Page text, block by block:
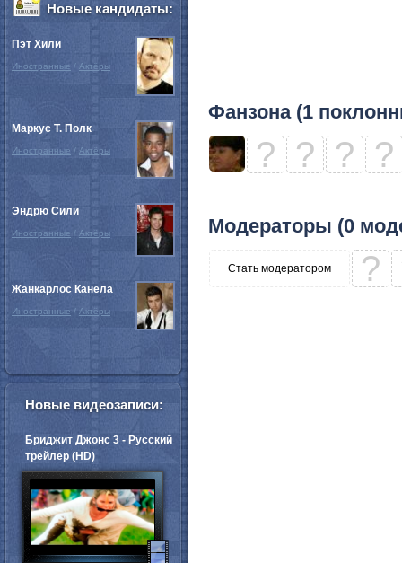
Фанзона (1
? ? ? ?
Модераторы (0
Стать модератором ?
Новые кандидаты:
Пэт Хили
Иностранные / Актёры
Маркус Т. Полк
Иностранные / Актёры
Эндрю Сили
Иностранные / Актёры
Жанкарлос Канела
Иностранные / Актёры
Новые видеозаписи:
Бриджит Джонс 3 - Русский
трейлер (HD)